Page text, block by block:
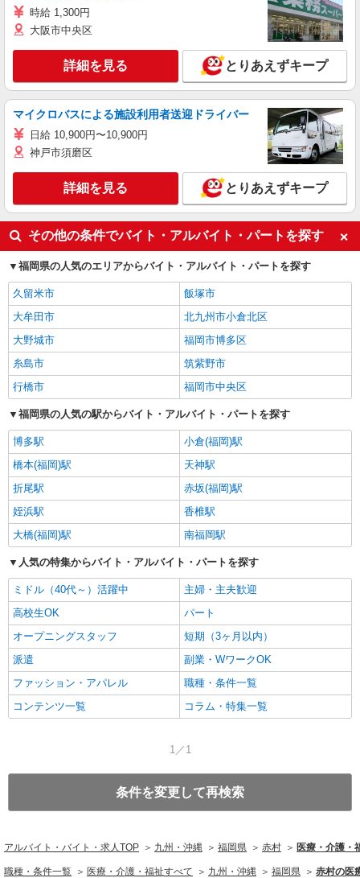
時給 1,300円
大阪市中央区
詳細を見る とりあえずキープ
マイクロバスによる施設利用者送迎ドライバー
日給 10,900円〜10,900円
神戸市須磨区
詳細を見る とりあえずキープ
その他の条件でバイト・アルバイト・パートを探す
福岡県の人気のエリアからバイト・アルバイト・パートを探す
久留米市
飯塚市
大牟田市
北九州市小倉北区
大野城市
福岡市博多区
糸島市
筑紫野市
行橋市
福岡市中央区
福岡県の人気の駅からバイト・アルバイト・パートを探す
博多駅
小倉(福岡)駅
橋本(福岡)駅
天神駅
折尾駅
赤坂(福岡)駅
姪浜駅
香椎駅
大橋(福岡)駅
南福岡駅
人気の特集からバイト・アルバイト・パートを探す
ミドル（40代～）活躍中
主婦・主夫歓迎
高校生OK
パート
オープニングスタッフ
短期（3ヶ月以内）
派遣
副業・WワークOK
ファッション・アパレル
職種・条件一覧
コンテンツ一覧
コラム・特集一覧
1／1
条件を変更して再検索
アルバイト・バイト・求人TOP 九州・沖縄 福岡県 赤村 医療・介護・
職種・条件一覧 医療・介護・福祉すべて 九州・沖縄 福岡県 赤村の医